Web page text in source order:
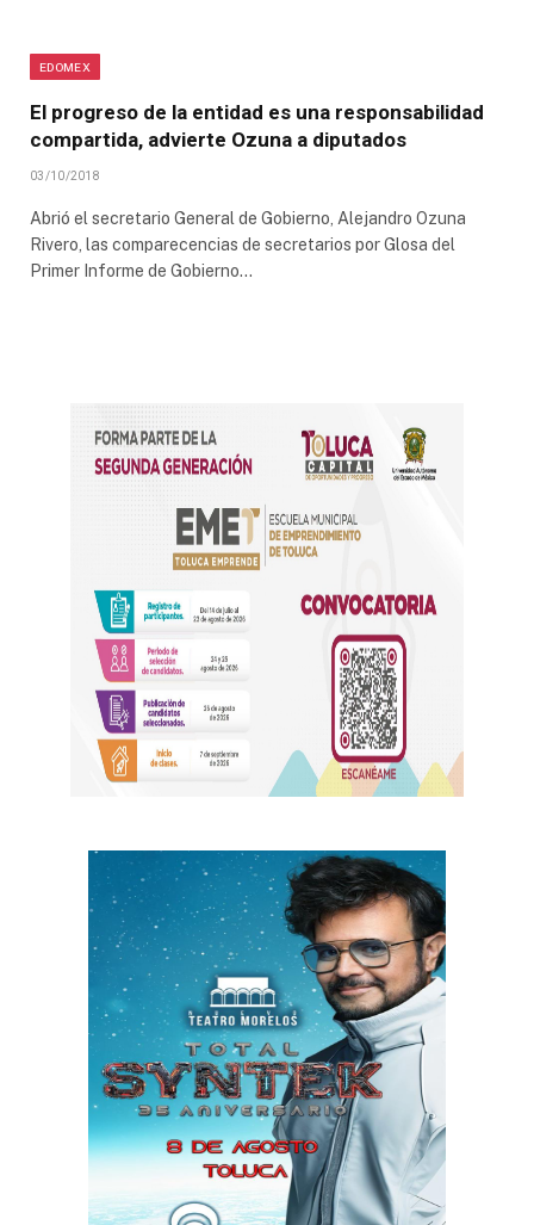
EDOMEX
El progreso de la entidad es una responsabilidad
compartida, advierte Ozuna a diputados
03/10/2018
Abrió el secretario General de Gobierno, Alejandro Ozuna
Rivero, las comparecencias de secretarios por Glosa del
Primer Informe de Gobierno…